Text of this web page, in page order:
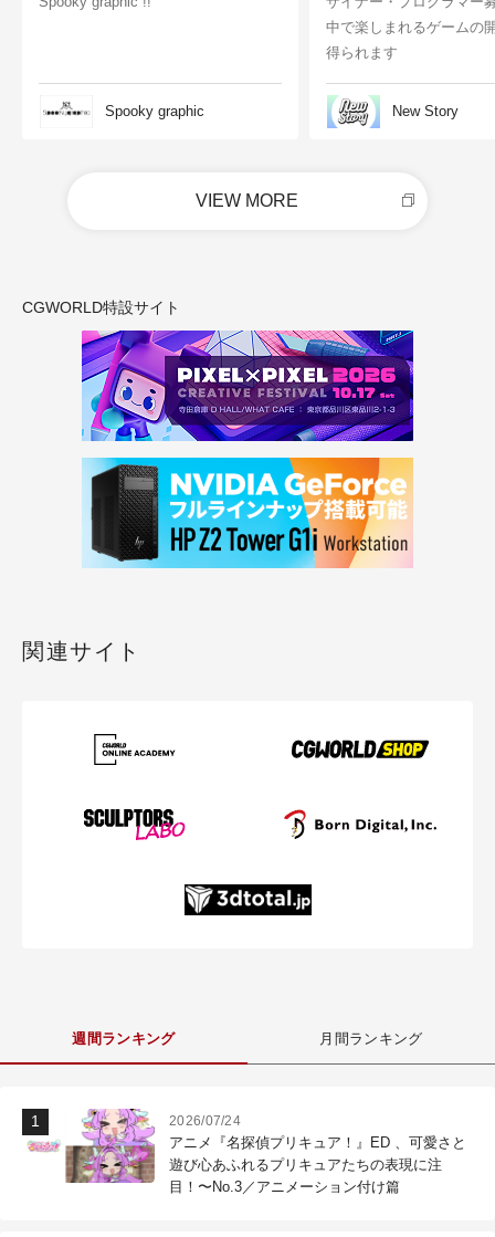
Spooky graphic
中で楽しまれるゲームの
得られます
New Story
VIEW MORE
CGWORLD特設サイト
関連サイト
週間ランキング 月間ランキング
2026/07/24
アニメ『名探偵プリキュア！』ED 、可愛さと
遊び心あふれるプリキュアたちの表現に注
目！〜No.3／アニメーション付け篇